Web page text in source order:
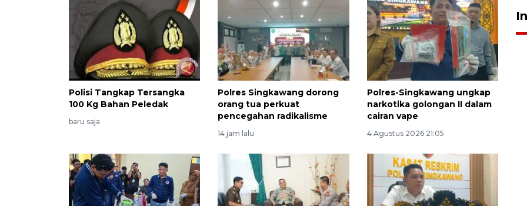
Polisi Tangkap Tersangka
100 Kg Bahan Peledak
baru saja
Polres Singkawang dorong
orang tua perkuat
pencegahan radikalisme
14 jam lalu
Polres-Singkawang ungkap
narkotika golongan II dalam
cairan vape
4 Agustus 2026 21:05